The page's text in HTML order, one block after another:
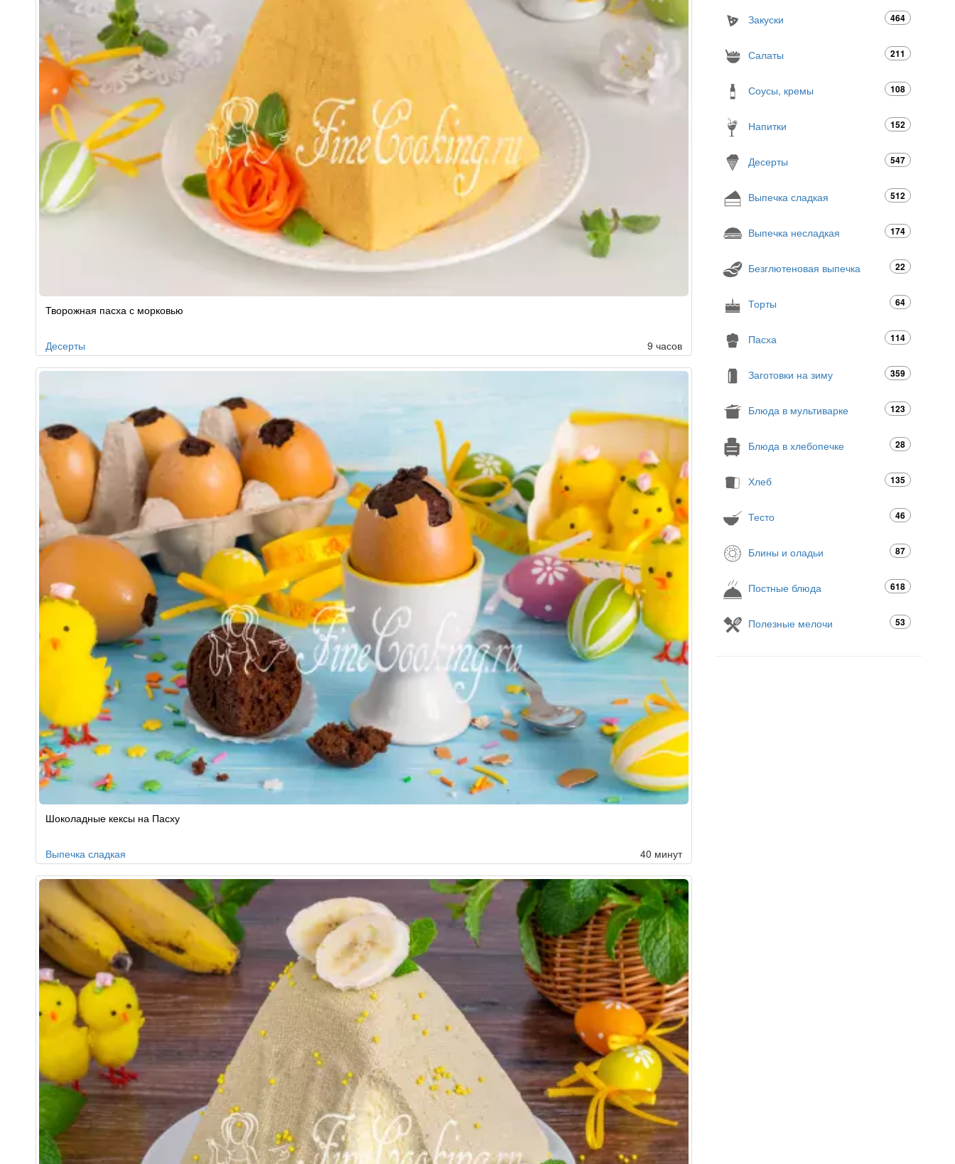
Творожная пасха с морковью
Десерты 9 часов
Шоколадные кексы на Пасху
Выпечка сладкая 40 минут
Закуски 464
Салаты 211
Соусы, кремы 108
Напитки 152
Десерты 547
Выпечка сладкая 512
Выпечка несладкая 174
Безглютеновая выпечка 22
Торты 64
Пасха 114
Заготовки на зиму 359
Блюда в мультиварке 123
Блюда в хлебопечке 28
Хлеб 135
Тесто 46
Блины и оладьи 87
Постные блюда 618
Полезные мелочи 53